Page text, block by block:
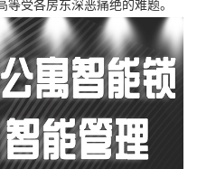
受各房东深恶痛绝的难题。